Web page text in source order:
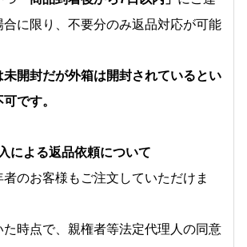
に限り、不要分のみ返品対応が可能
未開封だが外箱は開封されているとい
です。
による返品依頼について
のお客様もご注文していただけま
た時点で、親権者等法定代理人の同意